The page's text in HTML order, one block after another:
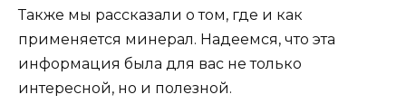
Также мы рассказали о том, где и как
применяется минерал. Надеемся, что эта
информация была для вас не только
интересной, но и полезной.